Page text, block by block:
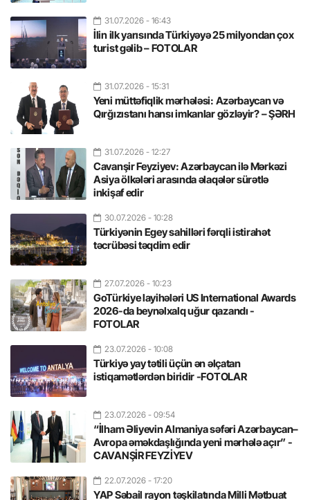
31.07.2026 - 16:43
İlin ilk yarısında Türkiyəyə 25 milyondan çox
turist gəlib – FOTOLAR
31.07.2026 - 15:31
Yeni müttəfiqlik mərhələsi: Azərbaycan və
Qırğızıstanı hansı imkanlar gözləyir? – ŞƏRH
31.07.2026 - 12:27
Cavanşir Feyziyev: Azərbaycan ilə Mərkəzi
Asiya ölkələri arasında əlaqələr sürətlə
inkişaf edir
30.07.2026 - 10:28
Türkiyənin Egey sahilləri fərqli istirahət
təcrübəsi təqdim edir
27.07.2026 - 10:23
GoTürkiye layihələri US International Awards
2026-da beynəlxalq uğur qazandı -
FOTOLAR
23.07.2026 - 10:08
Türkiyə yay tətili üçün ən əlçatan
istiqamətlərdən biridir -FOTOLAR
23.07.2026 - 09:54
“İlham Əliyevin Almaniya səfəri Azərbaycan–
Avropa əməkdaşlığında yeni mərhələ açır” -
CAVANŞİR FEYZİYEV
22.07.2026 - 17:20
YAP Səbail rayon təşkilatında Milli Mətbuat